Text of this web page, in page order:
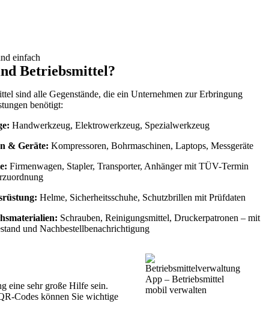
einfach
Betriebsmittel?
sind alle Gegenstände, die ein Unternehmen zur Erbringung
benötigt:
Handwerkzeug, Elektrowerkzeug, Spezialwerkzeug
& Geräte: Kompressoren, Bohrmaschinen, Laptops, Messgeräte
Firmenwagen, Stapler, Transporter, Anhänger mit TÜV-Termin
Helme, Sicherheitsschuhe, Schutzbrillen mit Prüfdaten
Schrauben, Reinigungsmittel, Druckerpatronen – mit
und Nachbestellbenachrichtigung
eine sehr große Hilfe sein.
Codes können Sie wichtige